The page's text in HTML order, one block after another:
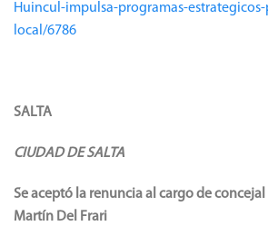
Huincul-impulsa-programas-
local/6786
SALTA
CIUDAD DE SALTA
Se aceptó la renuncia al cargo de
Martín Del Frari